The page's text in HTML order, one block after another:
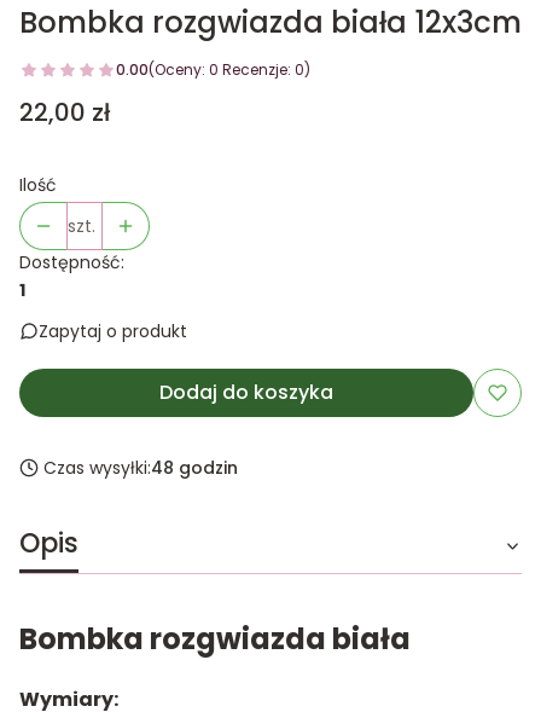
Bombka rozgwiazda biała 12x3cm
0.00(Oceny: 0 Recenzje: 0)
Cena
22,00 zł
Ilość
szt.
Dostępność:
1
Zapytaj o produkt
Dodaj do koszyka
Czas wysyłki:48 godzin
Opis
Bombka rozgwiazda biała
Wymiary: